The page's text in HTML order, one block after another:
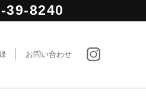
39-8240
お問い合わせ